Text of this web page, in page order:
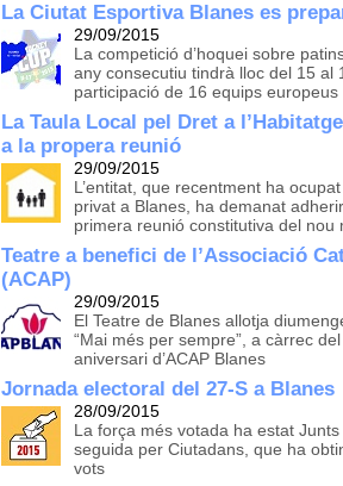
La Ciutat Esportiva Blanes es
29/09/2015
La competició d’hoquei sobre
any consecutiu tindrà lloc del 15 al
participació de 16 equips europeus
La Taula Local pel Dret a
a la propera reunió
29/09/2015
L’entitat, que recentment ha
privat a Blanes, ha demanat
primera reunió constitutiva del nou
Teatre a benefici de l’Associació
(ACAP)
29/09/2015
El Teatre de Blanes allotja
“Mai més per sempre”, a càrrec
aniversari d’ACAP Blanes
Jornada electoral del 27-S a Blanes
28/09/2015
La força més votada ha estat
seguida per Ciutadans, que ha
vots